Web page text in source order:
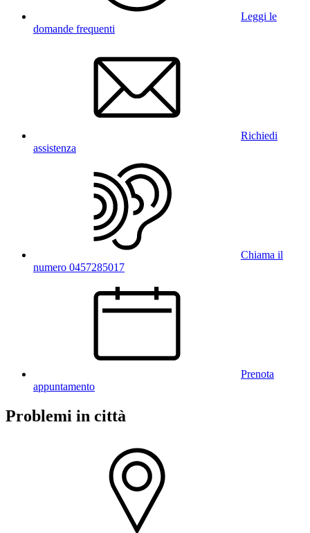
Leggi le
domande frequenti
Richiedi
assistenza
Chiama il
numero 0457285017
Prenota
appuntamento
Problemi in città